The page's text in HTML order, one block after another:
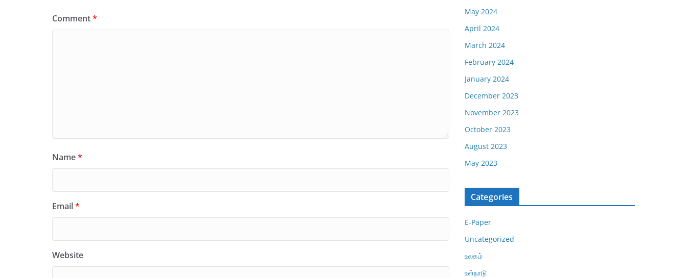
Comment*
Name*
Email*
Website
May 2024
April 2024
March 2024
February 2024
January 2024
December 2023
November 2023
October 2023
August 2023
May 2023
Categories
E-Paper
Uncategorized
உலகம்
உள்நாடு